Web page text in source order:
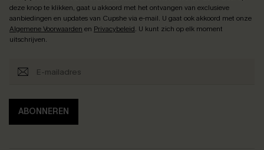
deze knop te klikken, gaat u akkoord met het ontvangen van exclusieve
aanbiedingen en updates van Cupshe via e-mail. U gaat ook akkoord met onze
Algemene Voorwaarden en Privacybeleid. U kunt zich op elk moment
uitschrijven.
ABONNEREN